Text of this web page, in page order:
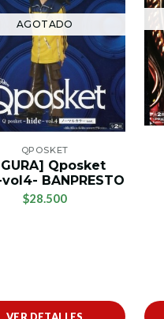
AGOTADO
QPOSKET
Qposket
BANPRESTO
$28.500